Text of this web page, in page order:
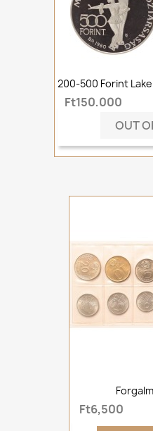
200-500 Forint
Ft150,000
OUT
Ft6,500